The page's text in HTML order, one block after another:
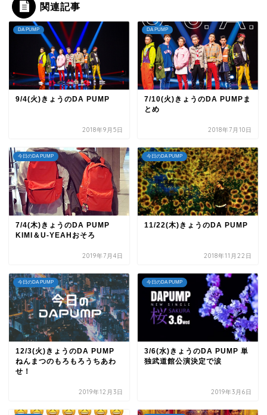
関連記事
DA PUMP
9/4(火)きょうのDA PUMP
2018年9月5日
DA PUMP
7/10(火)きょうのDA PUMPま
とめ
2018年7月10日
今日のDA PUMP
7/4(木)きょうのDA PUMP
KIMI＆U-YEAHおそろ
2019年7月4日
今日のDA PUMP
11/22(木)きょうのDA PUMP
2018年11月22日
今日のDA PUMP
12/3(火)きょうのDA PUMP
ねんまつのもろもろうちあわ
せ！
2019年12月3日
今日のDA PUMP
3/6(水)きょうのDA PUMP 単
独武道館公演決定で涙
2019年3月6日